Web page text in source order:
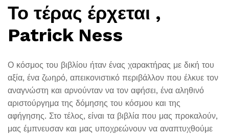
Το τέρας έρχεται ,
Patrick Ness
Ο κόσμος του βιβλίου ήταν ένας χαρακτήρας με δική του
αξία, ένα ζωηρό, απεικονιστικό περιβάλλον που έλκυε τον
αναγνώστη και αρνούνταν να τον αφήσει, ένα αληθινό
αριστούργημα της δόμησης του κόσμου και της
αφήγησης. Στο τέλος, είναι τα βιβλία που μας προκαλούν,
μας έμπνευσαν και μας υποχρεώνουν να αναπτυχθούμε